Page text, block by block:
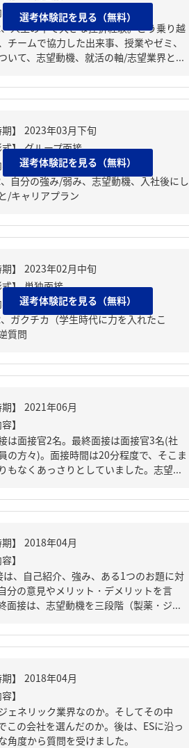
容・課題】
人生の中で大きな挫折経験。どう乗り越
チームで協力した出来事、授業やゼミ、
いて、志望動機、就活の軸/志望業界と...
選考体験記を見る（無料）
容・課題】
自分の強み/弱み、志望動機、入社後にし
/キャリアプラン
選考体験記を見る（無料）
容・課題】
ガクチカ（学生時代に力を入れたこ
質問
選考体験記を見る（無料）
】
は面接官2名。最終面接は面接官3名(社
の方々)。面接時間は20分程度で、そこま
もなくあっさりとしていました。志望...
】
は、自己紹介、強み、ある1つのお題に対
分の意見やメリット・デメリットを言
面接は、志望動機を三段階（製薬・ジ...
】
ェネリック業界なのか。そしてその中
この会社を選んだのか。後は、ESに沿っ
角度から質問を受けました。